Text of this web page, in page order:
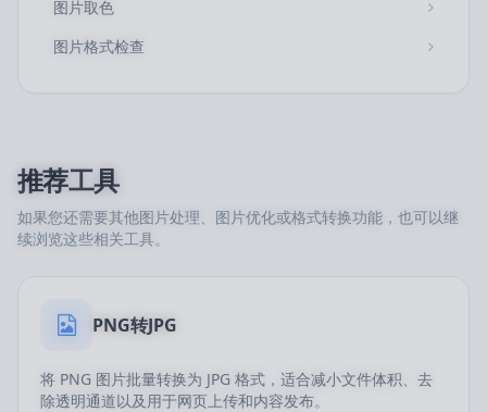
图片取色
图片格式检查
推荐工具
如果您还需要其他图片处理、图片优化或格式转换功能，也可以继
续浏览这些相关工具。
PNG转JPG
将 PNG 图片批量转换为 JPG 格式，适合减小文件体积、去
除透明通道以及用于网页上传和内容发布。